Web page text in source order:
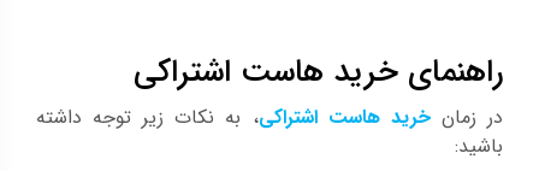
راهنمای خرید هاست اشتراکی
در زمانخرید هاست اشتراکی، به نکات زیر توجه داشته
باشید: